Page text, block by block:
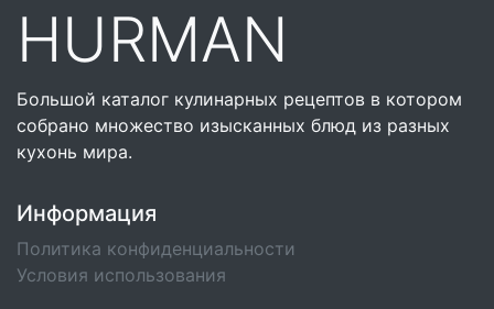
HURMAN
Большой каталог кулинарных рецептов в котором
собрано множество изысканных блюд из разных
кухонь мира.
Информация
Политика конфиденциальности
Условия использования